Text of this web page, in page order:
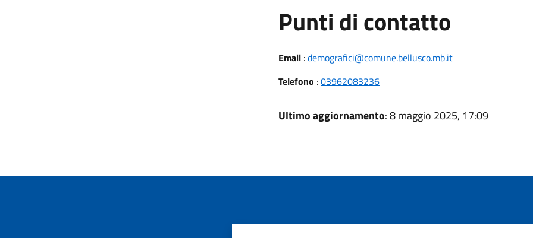
Punti di contatto
Email:demografici@comune.bellusco.mb.it
Telefono :03962083236
Ultimo aggiornamento: 8 maggio 2025, 17:09